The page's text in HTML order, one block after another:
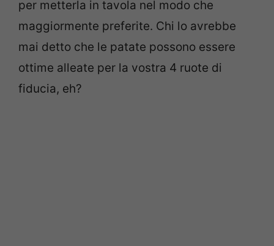
per metterla in tavola nel modo che
maggiormente preferite. Chi lo avrebbe
mai detto che le patate possono essere
ottime alleate per la vostra 4 ruote di
fiducia, eh?